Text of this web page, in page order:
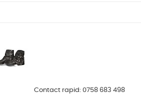
Contact rapid: 0758 683 498